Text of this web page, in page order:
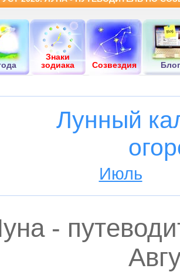
Знаки
зодиака
Созвездия Блог
Лунный
Июль
-